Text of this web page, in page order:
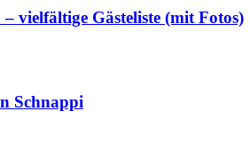
vielfältige Gästeliste (mit Fotos)
Schnappi